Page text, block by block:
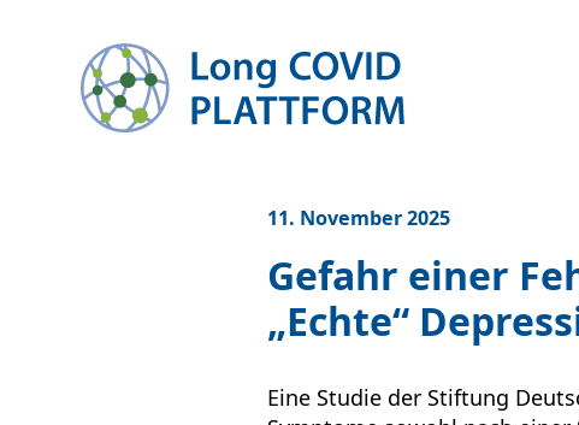
11. November 2025
Gefahr einer
„Echte“
Eine Studie der Stiftung